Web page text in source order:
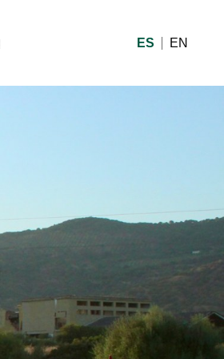
ES EN